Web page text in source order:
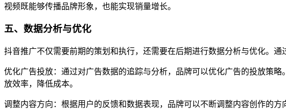
视频既能够传播品牌形象，也能实现销量增长。
五、数据分析与优化
抖音推广不仅需要前期的策划和执行，还需要在后期进行数据分析与优化。
优化广告投放：通过对广告数据的追踪与分析，品牌可以优化广告的投放策
放效率，降低成本。
调整内容方向：根据用户的反馈和数据表现，品牌可以不断调整内容创作的